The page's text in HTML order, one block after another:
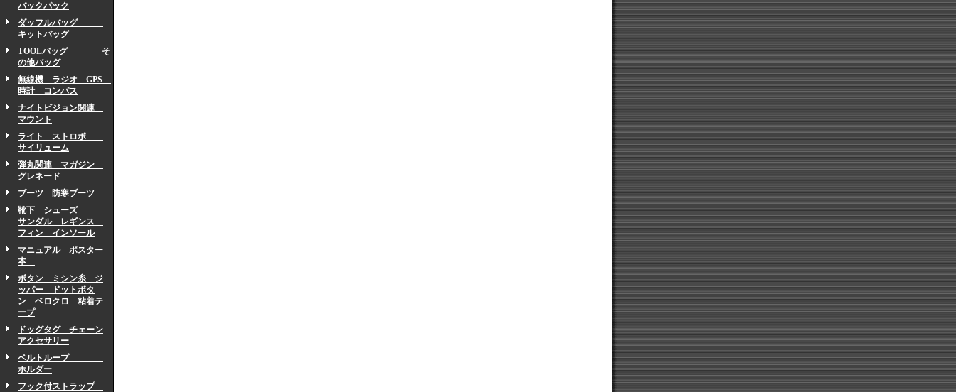
バックパック
ダッフルバッグ
キットバッグ
TOOLバッグ そ
の他バッグ
無線機 ラジオ GPS
時計 コンパス
ナイトビジョン関連
マウント
ライト ストロボ
サイリューム
弾丸関連 マガジン
グレネード
ブーツ 防寒ブーツ
靴下 シューズ
サンダル レギンス
フィン インソール
マニュアル ポスター
本
ボタン ミシン糸 ジ
ッパー ドットボタ
ン ベロクロ 粘着テ
ープ
ドッグタグ チェーン
アクセサリー
ベルトループ
ホルダー
フック付ストラップ